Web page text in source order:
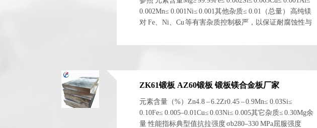
0.002Mn≤ 0.001Ni≤ 0.001其他杂质≤ 0.01（总量） 高纯镁
对 Fe、Ni、Cu 等有害杂质控制极严，以保证耐腐蚀性与
ZK61锻板 AZ60锻板 锻板镁合金板厂家
元素含量（%）Zn4.8 – 6.2Zr0.45 – 0.9Mn≤ 0.03Si≤
0.10Fe≤ 0.005–0.01Cu≤ 0.03Ni≤ 0.005其它杂质≤ 0.30Mg余
量 性能指标典型值抗拉强度 σb280–330 MPa屈服强度